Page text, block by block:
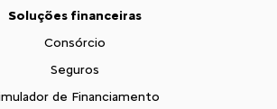
Soluções financeiras
Consórcio
Seguros
de Financiamento